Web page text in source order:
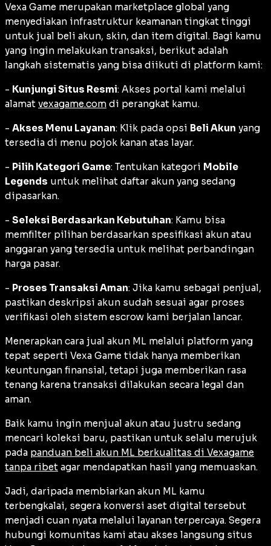
Vexa Game merupakan marketplace global yang
menyediakan infrastruktur keamanan tingkat tinggi
untuk jual beli akun, skin, dan item digital. Bagi kamu
yang ingin melakukan transaksi, berikut adalah
langkah sistematis yang bisa diikuti di platform kami:
- Kunjungi Situs Resmi: Akses portal kami melalui
alamat vexagame.com di perangkat kamu.
- Akses Menu Layanan: Klik pada opsi Beli Akun yang
tersedia di menu pojok kanan atas layar.
- Pilih Kategori Game: Tentukan kategori Mobile
Legends untuk melihat daftar akun yang sedang
dipasarkan.
- Seleksi Berdasarkan Kebutuhan: Kamu bisa
memfilter pilihan berdasarkan spesifikasi akun atau
anggaran yang tersedia untuk melihat perbandingan
harga pasar.
- Proses Transaksi Aman: Jika kamu sebagai penjual,
pastikan deskripsi akun sudah sesuai agar proses
verifikasi oleh sistem escrow kami berjalan lancar.
Menerapkan cara jual akun ML melalui platform yang
tepat seperti Vexa Game tidak hanya memberikan
keuntungan finansial, tetapi juga memberikan rasa
tenang karena transaksi dilakukan secara legal dan
aman.
Baik kamu ingin menjual akun atau justru sedang
mencari koleksi baru, pastikan untuk selalu merujuk
pada panduan beli akun ML berkualitas di Vexagame
tanpa ribet agar mendapatkan hasil yang memuaskan.
Jadi, daripada membiarkan akun ML kamu
terbengkalai, segera konversi aset digital tersebut
menjadi cuan nyata melalui layanan terpercaya. Segera
hubungi komunitas kami atau akses langsung situs